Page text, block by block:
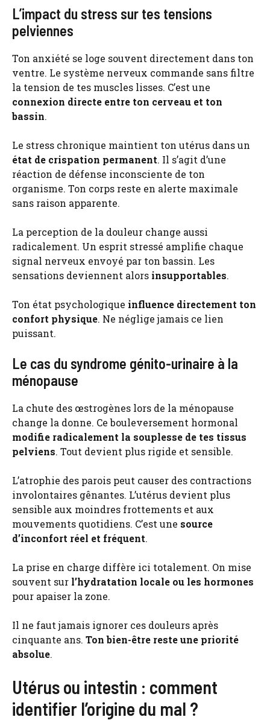
L’impact du stress sur tes tensions
pelviennes
Ton anxiété se loge souvent directement dans ton
ventre. Le système nerveux commande sans filtre
la tension de tes muscles lisses. C’est une
connexion directe entre ton cerveau et ton
bassin.
Le stress chronique maintient ton utérus dans un
état de crispation permanent. Il s’agit d’une
réaction de défense inconsciente de ton
organisme. Ton corps reste en alerte maximale
sans raison apparente.
La perception de la douleur change aussi
radicalement. Un esprit stressé amplifie chaque
signal nerveux envoyé par ton bassin. Les
sensations deviennent alors insupportables.
Ton état psychologique influence directement ton
confort physique. Ne néglige jamais ce lien
puissant.
Le cas du syndrome génito-urinaire à la
ménopause
La chute des œstrogènes lors de la ménopause
change la donne. Ce bouleversement hormonal
modifie radicalement la souplesse de tes tissus
pelviens. Tout devient plus rigide et sensible.
L’atrophie des parois peut causer des contractions
involontaires gênantes. L’utérus devient plus
sensible aux moindres frottements et aux
mouvements quotidiens. C’est une source
d’inconfort réel et fréquent.
La prise en charge diffère ici totalement. On mise
souvent sur l’hydratation locale ou les hormones
pour apaiser la zone.
Il ne faut jamais ignorer ces douleurs après
cinquante ans. Ton bien-être reste une priorité
absolue.
Utérus ou intestin : comment
identifier l’origine du mal ?